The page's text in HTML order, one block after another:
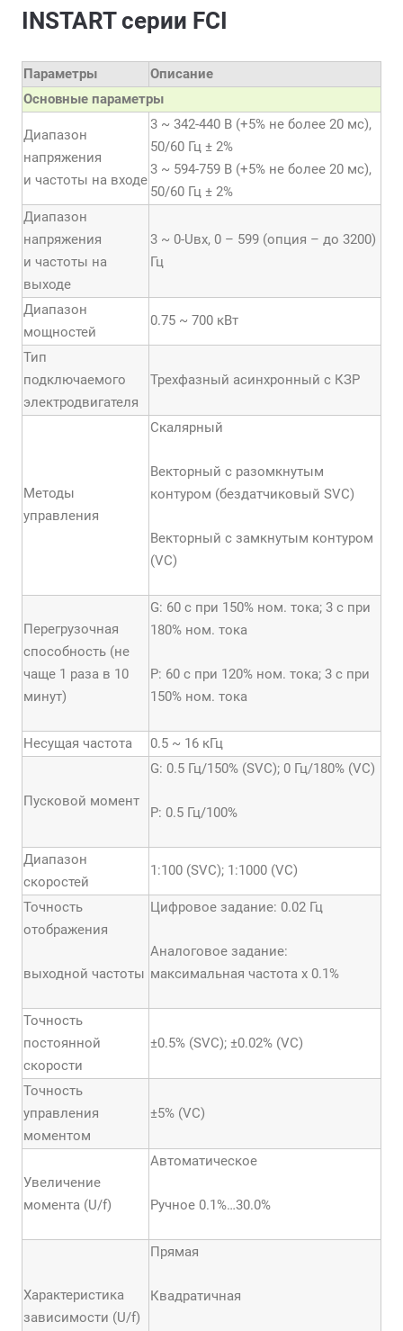
INSTART серии FCI
Параметры
Описание
Основные параметры
Диапазон
напряжения
и частоты на входе
3 ~ 342-440 В (+5% не более 20 мс),
50/60 Гц ± 2%
3 ~ 594-759 В (+5% не более 20 мс),
50/60 Гц ± 2%
Диапазон
напряжения
и частоты на
выходе
3 ~ 0-Uвх, 0 – 599 (опция – до 3200)
Гц
Диапазон
мощностей
0.75 ~ 700 кВт
Тип
подключаемого
электродвигателя
Трехфазный асинхронный с КЗР
Методы
управления
Скалярный
Векторный с разомкнутым
контуром (бездатчиковый SVC)
Векторный с замкнутым контуром
(VC)
Перегрузочная
способность (не
чаще 1 раза в 10
минут)
G: 60 с при 150% ном. тока; 3 с при
180% ном. тока
P: 60 с при 120% ном. тока; 3 с при
150% ном. тока
Несущая частота 0.5 ~ 16 кГц
Пусковой момент
G: 0.5 Гц/150% (SVC); 0 Гц/180% (VC)
Р: 0.5 Гц/100%
Диапазон
скоростей
1:100 (SVC); 1:1000 (VC)
Точность
отображения
выходной частоты
Цифровое задание: 0.02 Гц
Аналоговое задание:
максимальная частота х 0.1%
Точность
постоянной
скорости
±0.5% (SVC); ±0.02% (VC)
Точность
управления
моментом
±5% (VC)
Увеличение
момента (U/f)
Автоматическое
Ручное 0.1%…30.0%
Характеристика
зависимости (U/f)
Прямая
Квадратичная